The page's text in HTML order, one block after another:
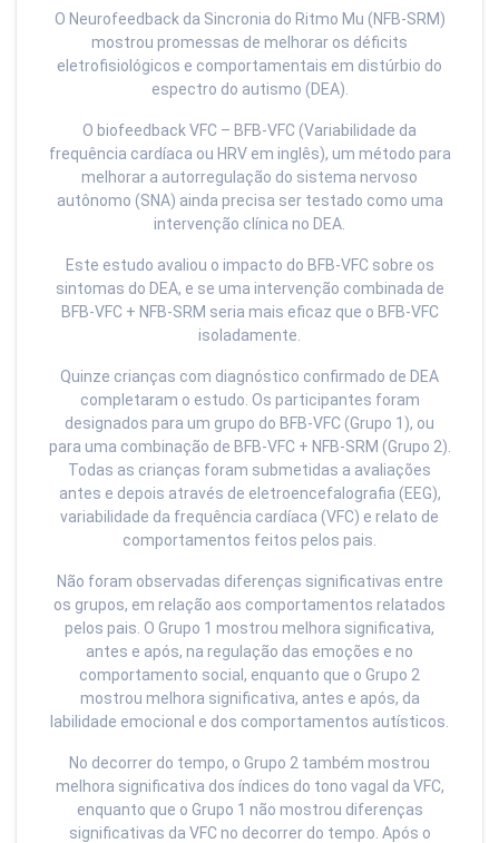
O Neurofeedback da Sincronia do Ritmo Mu (NFB-SRM)
mostrou promessas de melhorar os déficits
eletrofisiológicos e comportamentais em distúrbio do
espectro do autismo (DEA).
O biofeedback VFC – BFB-VFC (Variabilidade da
frequência cardíaca ou HRV em inglês), um método para
melhorar a autorregulação do sistema nervoso
autônomo (SNA) ainda precisa ser testado como uma
intervenção clínica no DEA.
Este estudo avaliou o impacto do BFB-VFC sobre os
sintomas do DEA, e se uma intervenção combinada de
BFB-VFC + NFB-SRM seria mais eficaz que o BFB-VFC
isoladamente.
Quinze crianças com diagnóstico confirmado de DEA
completaram o estudo. Os participantes foram
designados para um grupo do BFB-VFC (Grupo 1), ou
para uma combinação de BFB-VFC + NFB-SRM (Grupo 2).
Todas as crianças foram submetidas a avaliações
antes e depois através de eletroencefalografia (EEG),
variabilidade da frequência cardíaca (VFC) e relato de
comportamentos feitos pelos pais.
Não foram observadas diferenças significativas entre
os grupos, em relação aos comportamentos relatados
pelos pais. O Grupo 1 mostrou melhora significativa,
antes e após, na regulação das emoções e no
comportamento social, enquanto que o Grupo 2
mostrou melhora significativa, antes e após, da
labilidade emocional e dos comportamentos autísticos.
No decorrer do tempo, o Grupo 2 também mostrou
melhora significativa dos índices do tono vagal da VFC,
enquanto que o Grupo 1 não mostrou diferenças
significativas da VFC no decorrer do tempo. Após o